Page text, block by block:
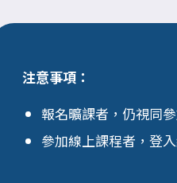
注意事項：
報名曠課者，仍視同
參加線上課程者，登